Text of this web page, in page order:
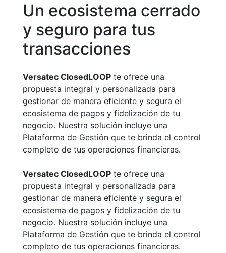
Un ecosistema cerrado
y seguro para tus
transacciones
Versatec ClosedLOOP te ofrece una
propuesta integral y personalizada para
gestionar de manera eficiente y segura el
ecosistema de pagos y fidelización de tu
negocio. Nuestra solución incluye una
Plataforma de Gestión que te brinda el control
completo de tus operaciones financieras.
Versatec ClosedLOOP te ofrece una
propuesta integral y personalizada para
gestionar de manera eficiente y segura el
ecosistema de pagos y fidelización de tu
negocio. Nuestra solución incluye una
Plataforma de Gestión que te brinda el control
completo de tus operaciones financieras.